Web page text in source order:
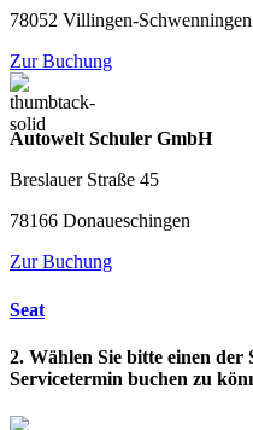
78052 Villingen-Schwenningen
Zur Buchung
Autowelt Schuler GmbH
Breslauer Straße 45
78166 Donaueschingen
Zur Buchung
Seat
2. Wählen Sie bitte einen
Servicetermin buchen zu